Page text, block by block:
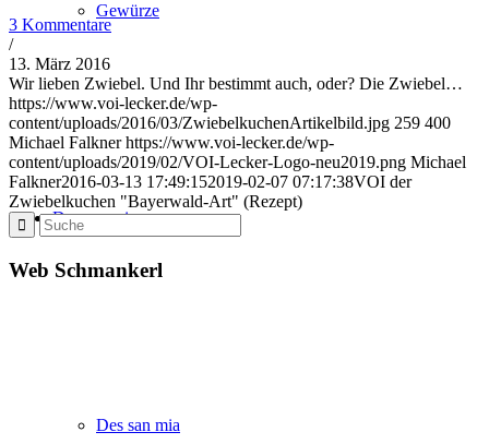
Gewürze
Des san mia
Des san mia
3 Kommentare
/
13. März 2016
Wir lieben Zwiebel. Und Ihr bestimmt auch, oder? Die Zwiebel…
https://www.voi-lecker.de/wp-
content/uploads/2016/03/ZwiebelkuchenArtikelbild.jpg 259 400
Michael Falkner https://www.voi-lecker.de/wp-
content/uploads/2019/02/VOI-Lecker-Logo-neu2019.png Michael
Falkner2016-03-13 17:49:152019-02-07 07:17:38VOI der
Zwiebelkuchen "Bayerwald-Art" (Rezept)
Web Schmankerl